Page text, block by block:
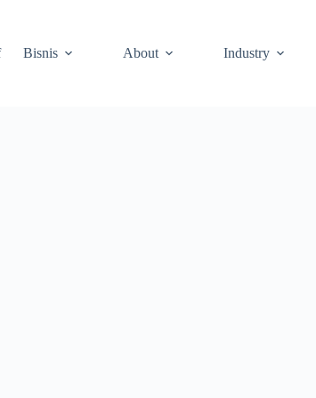
Bisnis About Industry